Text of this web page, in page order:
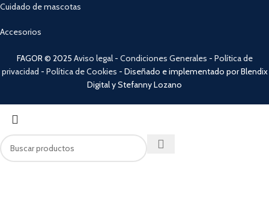
Cuidado de mascotas
Accesorios
FAGOR © 2025 Aviso legal- Condiciones Generales - Política de
privacidad - Política de Cookies - Diseñado e implementado por Blendix
Digital y Stefanny Lozano